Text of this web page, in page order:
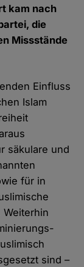
kam nach
die
Missstände
Einfluss
Islam
säkulare und
für in
sind –